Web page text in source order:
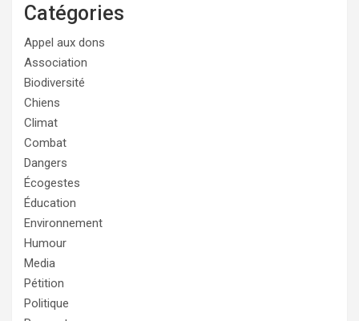
Catégories
Appel aux dons
Association
Biodiversité
Chiens
Climat
Combat
Dangers
Écogestes
Éducation
Environnement
Humour
Media
Pétition
Politique